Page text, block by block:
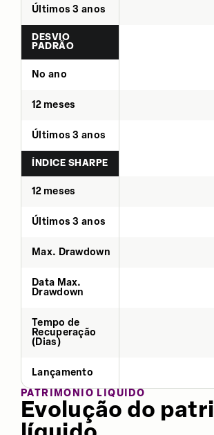
Últimos 3 anos
DESVIO
PADRÃO
No ano
12 meses
Últimos 3 anos
ÍNDICE SHARPE
12 meses
Últimos 3 anos
Max. Drawdown
Data Max.
Drawdown
Tempo de
Recuperação
(Dias)
Lançamento
PATRIMÔNIO LÍQUIDO
Evolução do